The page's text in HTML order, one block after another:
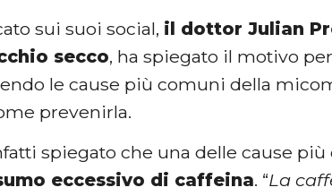
sui suoi social, il dottor Julian
secco, ha spiegato il motivo
le cause più comuni della
prevenirla.
spiegato che una delle cause
eccessivo di caffeina. “La